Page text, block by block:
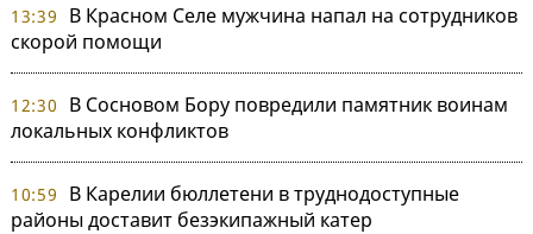
13:39
В Красном Селе мужчина напал на сотрудников
скорой помощи
12:30
В Сосновом Бору повредили памятник воинам
локальных конфликтов
10:59
В Карелии бюллетени в труднодоступные
районы доставит безэкипажный катер